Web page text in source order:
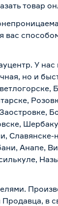
товар
У
но и
Анапе,
в